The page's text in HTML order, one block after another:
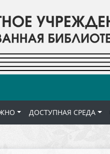
ДОСТУПНАЯ СРЕДА